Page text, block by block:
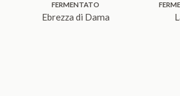
FERMENTATO
Ebrezza di Dama